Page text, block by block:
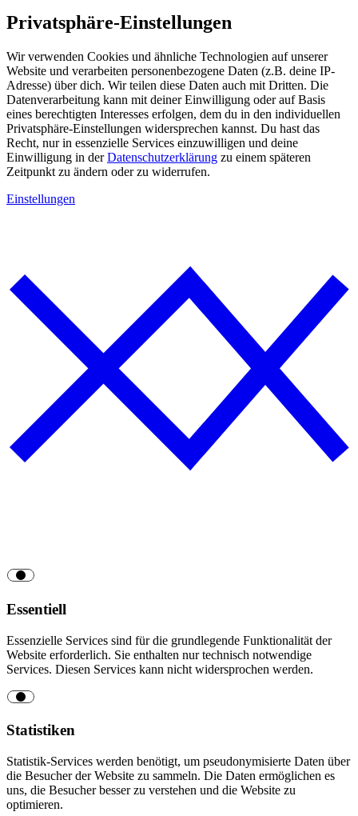
Privatsphäre-Einstellungen
Wir verwenden Cookies und ähnliche Technologien auf unserer
Website und verarbeiten personenbezogene Daten (z.B. deine IP-
Adresse) über dich. Wir teilen diese Daten auch mit Dritten. Die
Datenverarbeitung kann mit deiner Einwilligung oder auf Basis
eines berechtigten Interesses erfolgen, dem du in den individuellen
Privatsphäre-Einstellungen widersprechen kannst. Du hast das
Recht, nur in essenzielle Services einzuwilligen und deine
Einwilligung in derDatenschutzerklärung zu einem späteren
Zeitpunkt zu ändern oder zu widerrufen.
Einstellungen
Essentiell
Essenzielle Services sind für die grundlegende Funktionalität der
Website erforderlich. Sie enthalten nur technisch notwendige
Services. Diesen Services kann nicht widersprochen werden.
Statistiken
Statistik-Services werden benötigt, um pseudonymisierte Daten über
die Besucher der Website zu sammeln. Die Daten ermöglichen es
uns, die Besucher besser zu verstehen und die Website zu
optimieren.